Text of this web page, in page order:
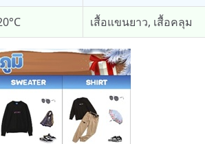
เสื้อแขนยาว, เสื้อคลุม